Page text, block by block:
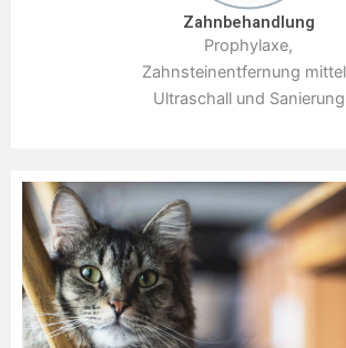
Zahnbehandlung
Prophylaxe,
Zahnsteinentfernung
Ultraschall und Sanierung